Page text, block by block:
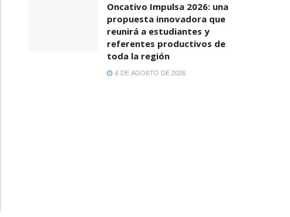
Oncativo Impulsa 2026: una
propuesta innovadora que
reunirá a estudiantes y
referentes productivos de
toda la región
6 DE AGOSTO DE 2026